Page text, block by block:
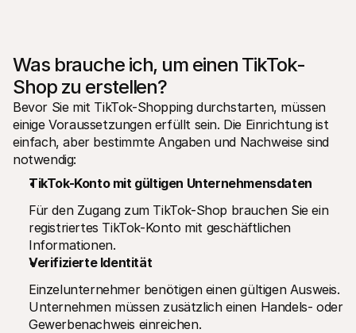
Was brauche ich, um einen TikTok-
Shop zu erstellen?
Bevor Sie mit TikTok-Shopping durchstarten, müssen
einige Voraussetzungen erfüllt sein. Die Einrichtung ist
einfach, aber bestimmte Angaben und Nachweise sind
notwendig:
TikTok-Konto mit gültigen Unternehmensdaten
Für den Zugang zum TikTok-Shop brauchen Sie ein
registriertes TikTok-Konto mit geschäftlichen
Informationen.
Verifizierte Identität
Einzelunternehmer benötigen einen gültigen Ausweis.
Unternehmen müssen zusätzlich einen Handels- oder
Gewerbenachweis einreichen.